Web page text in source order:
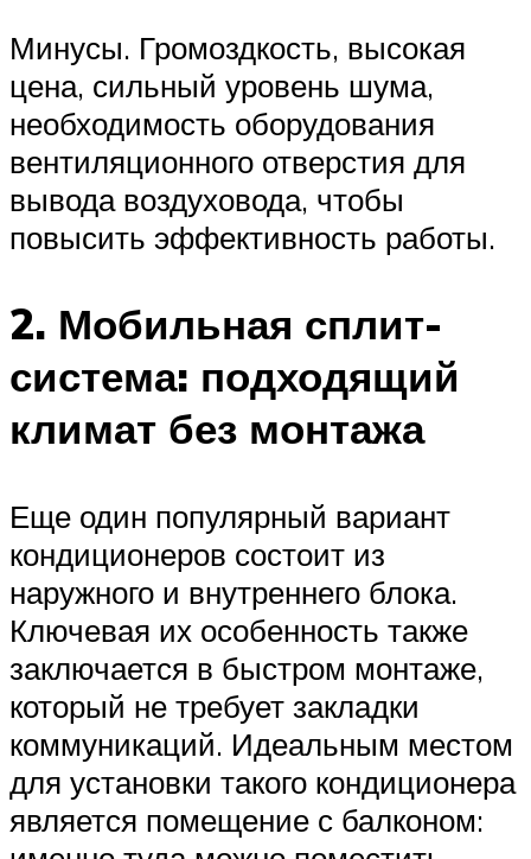
Минусы. Громоздкость, высокая
цена, сильный уровень шума,
необходимость оборудования
вентиляционного отверстия для
вывода воздуховода, чтобы
повысить эффективность работы.
2. Мобильная сплит-
система: подходящий
климат без монтажа
Еще один популярный вариант
кондиционеров состоит из
наружного и внутреннего блока.
Ключевая их особенность также
заключается в быстром монтаже,
который не требует закладки
коммуникаций. Идеальным местом
для установки такого кондиционера
является помещение с балконом: